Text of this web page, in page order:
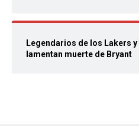
Legendarios de los Lakers y
lamentan muerte de Bryant